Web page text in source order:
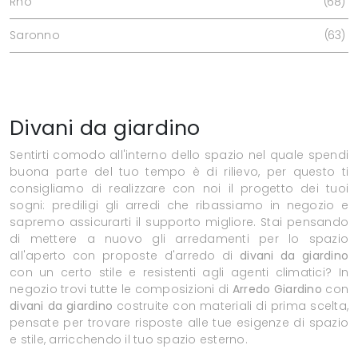
Saronno 63
Divani da giardino
Sentirti comodo all'interno dello spazio nel quale spendi
buona parte del tuo tempo è di rilievo, per questo ti
consigliamo di realizzare con noi il progetto dei tuoi
sogni: prediligi gli arredi che ribassiamo in negozio e
sapremo assicurarti il supporto migliore. Stai pensando
di mettere a nuovo gli arredamenti per lo spazio
all'aperto con proposte d'arredo di divani da giardino
con un certo stile e resistenti agli agenti climatici? In
negozio trovi tutte le composizioni di Arredo Giardino con
divani da giardino costruite con materiali di prima scelta,
pensate per trovare risposte alle tue esigenze di spazio
e stile, arricchendo il tuo spazio esterno.